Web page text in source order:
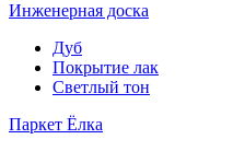
Инженерная доска
Дуб
Покрытие лак
Светлый тон
Паркет Ёлка